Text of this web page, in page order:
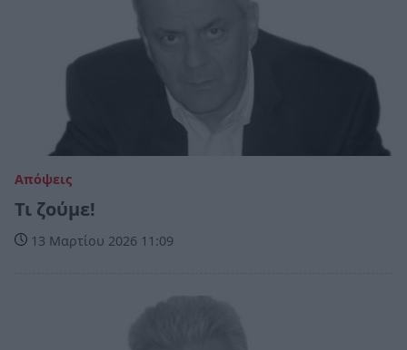
Απόψεις
Τι ζούμε!
13 Μαρτίου 2026 11:09